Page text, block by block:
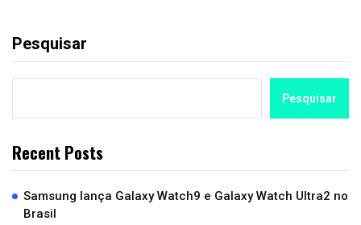
Pesquisar
Pesquisar
Recent Posts
Samsung lança Galaxy Watch9 e Galaxy Watch Ultra2 no
Brasil